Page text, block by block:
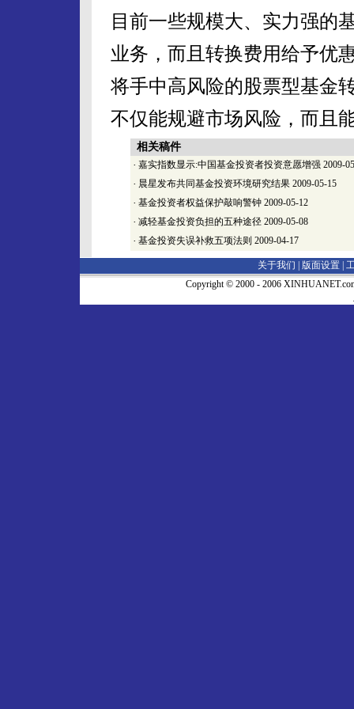
目前一些规模大、实力强的
业务，而且转换费用给予优
将手中高风险的股票型基金
不仅能规避市场风险，而且
相关稿件
· 嘉实指数显示:中国基金投资者投资意愿增强 2009-
· 晨星发布共同基金投资环境研究结果 2009-05-15
· 基金投资者权益保护敲响警钟 2009-05-12
· 减轻基金投资负担的五种途径 2009-05-08
· 基金投资失误补救五项法则 2009-04-17
关于我们 | 版面设置
Copyright © 2000 - 2006